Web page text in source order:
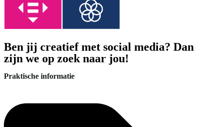
Ben jij creatief met social media? Dan
zijn we op zoek naar jou!
Praktische informatie